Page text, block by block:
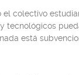
el colectivo
tecnológicos
está